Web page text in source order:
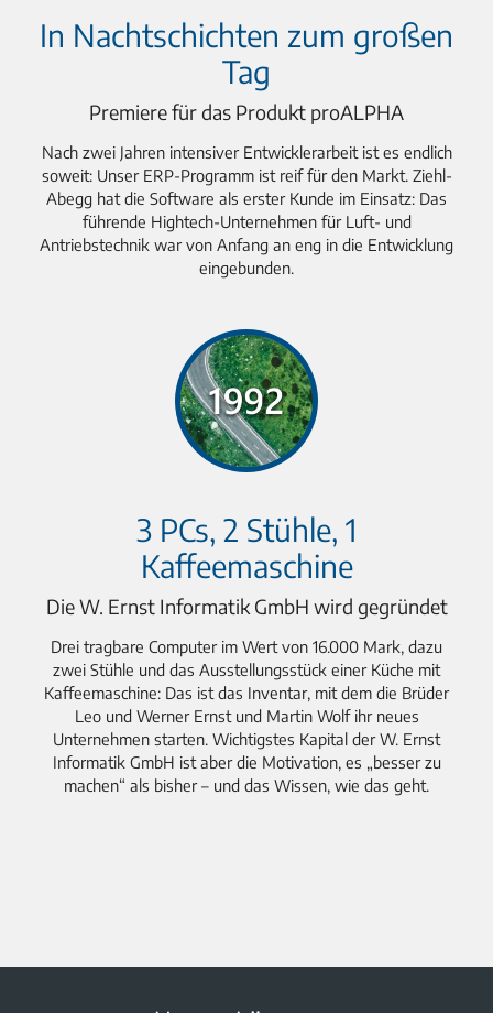
In Nachtschichten zum großen
Tag
Premiere für das Produkt proALPHA
Nach zwei Jahren intensiver Entwicklerarbeit ist es endlich
soweit: Unser ERP-Programm ist reif für den Markt. Ziehl-
Abegg hat die Software als erster Kunde im Einsatz: Das
führende Hightech-Unternehmen für Luft- und
Antriebstechnik war von Anfang an eng in die Entwicklung
eingebunden.
3 PCs, 2 Stühle, 1
Kaffeemaschine
Die W. Ernst Informatik GmbH wird gegründet
Drei tragbare Computer im Wert von 16.000 Mark, dazu
zwei Stühle und das Ausstellungsstück einer Küche mit
Kaffeemaschine: Das ist das Inventar, mit dem die Brüder
Leo und Werner Ernst und Martin Wolf ihr neues
Unternehmen starten. Wichtigstes Kapital der W. Ernst
Informatik GmbH ist aber die Motivation, es „besser zu
machen“ als bisher – und das Wissen, wie das geht.